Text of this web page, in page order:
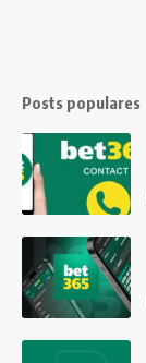
Posts populares